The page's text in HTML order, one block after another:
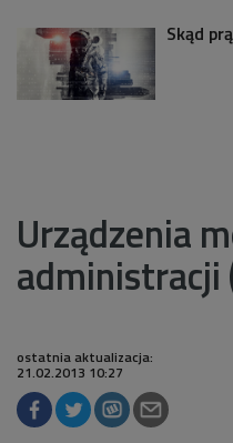
Skąd
Urządzenia
administracji
ostatnia aktualizacja:
21.02.2013 10:27